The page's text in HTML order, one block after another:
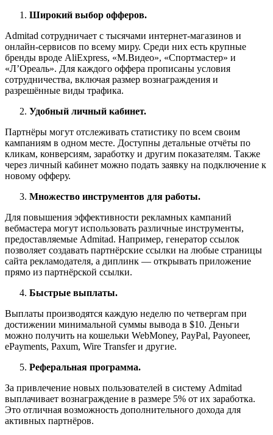
Широкий выбор офферов.
Admitad сотрудничает с тысячами интернет-магазинов и
онлайн-сервисов по всему миру. Среди них есть крупные
бренды вроде AliExpress, «М.Видео», «Спортмастер» и
«Л’Ореаль». Для каждого оффера прописаны условия
сотрудничества, включая размер вознаграждения и
разрешённые виды трафика.
Удобный личный кабинет.
Партнёры могут отслеживать статистику по всем своим
кампаниям в одном месте. Доступны детальные отчёты по
кликам, конверсиям, заработку и другим показателям. Также
через личный кабинет можно подать заявку на подключение к
новому офферу.
Множество инструментов для работы.
Для повышения эффективности рекламных кампаний
вебмастера могут использовать различные инструменты,
предоставляемые Admitad. Например, генератор ссылок
позволяет создавать партнёрские ссылки на любые страницы
сайта рекламодателя, а диплинк — открывать приложение
прямо из партнёрской ссылки.
Быстрые выплаты.
Выплаты производятся каждую неделю по четвергам при
достижении минимальной суммы вывода в $10. Деньги
можно получить на кошельки WebMoney, PayPal, Payoneer,
ePayments, Paxum, Wire Transfer и другие.
Реферальная программа.
За привлечение новых пользователей в систему Admitad
выплачивает вознаграждение в размере 5% от их заработка.
Это отличная возможность дополнительного дохода для
активных партнёров.